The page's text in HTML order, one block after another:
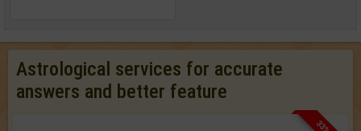
Astrological services for accurate
answers and better feature